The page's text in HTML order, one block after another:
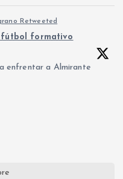
Retweeted
fútbol formativo
enfrentar a Almirante